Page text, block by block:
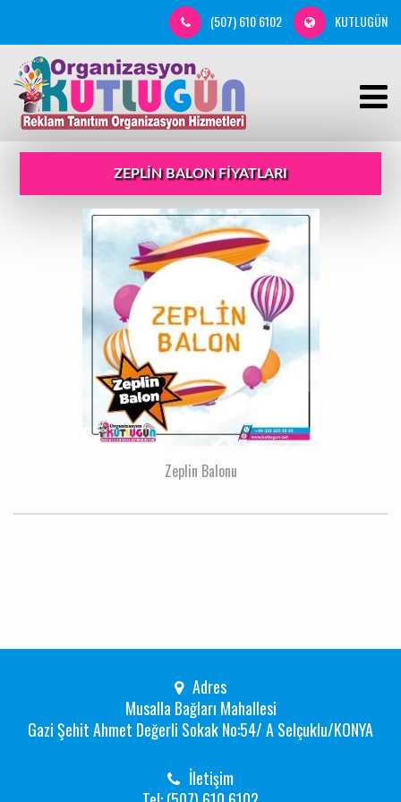
(507) 610 6102 KUTLUGÜN
ZEPLIN BALON FIYATLARI
Zeplin Balonu
Adres
Musalla Bağları Mahallesi
Gazi Şehit Ahmet Değerli Sokak No:54/ A Selçuklu/KONYA
İletişim